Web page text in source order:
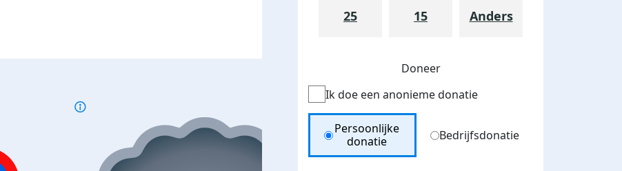
25 15 Anders
Doneer
Ik doe een anonieme donatie
Donation Type
Persoonlijke
donatie
Bedrijfsdonatie